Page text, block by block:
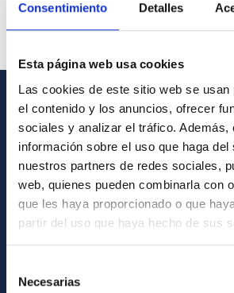
Consentimiento Detalles
Esta página web usa cookies
Las cookies de este sitio web se usan
el contenido y los anuncios, ofrecer
sociales y analizar el tráfico. Además,
información sobre el uso que haga del
nuestros partners de redes sociales,
web, quienes pueden combinarla con
que les haya proporcionado o que
partir del uso que haya hecho de sus
Necesarias
INFORMACIÓN GENERAL
Contacto
Cómo llegar al IAC
Directorio de personal
Biblioteca